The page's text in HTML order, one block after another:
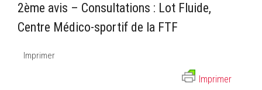
2ème avis – Consultations : Lot Fluide,
Centre Médico-sportif de la FTF
Imprimer
Imprimer